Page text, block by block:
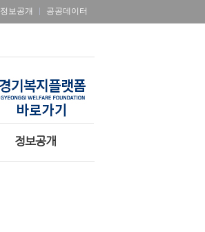
정보공개 공공데이터
정보공개